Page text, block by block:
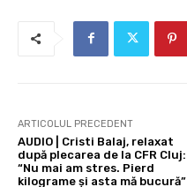
ARTICOLUL PRECEDENT
AUDIO | Cristi Balaj, relaxat
după plecarea de la CFR Cluj:
“Nu mai am stres. Pierd
kilograme și asta mă bucură”